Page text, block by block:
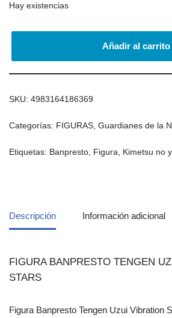
Hay existencias
Añadir al carrito
SKU: 4983164186369
Categorías: FIGURAS Guardianes de la
Etiquetas: Banpresto Figura Kimetsu no
Descripción Información adicional
FIGURA BANPRESTO TENGEN
STARS
Figura Banpresto Tengen Uzui Vibration